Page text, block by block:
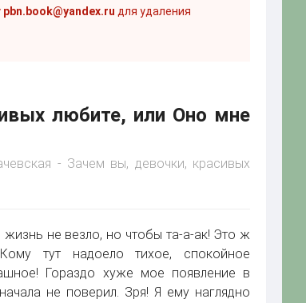
pbn.book@yandex.ru для удаления
любите, или Оно мне
- Зачем вы, девочки, красивых
жизнь не везло, но чтобы та-а-ак! Это ж
тут надоело тихое, спокойное
Гораздо хуже мое появление в
не поверил. Зря! Я ему наглядно